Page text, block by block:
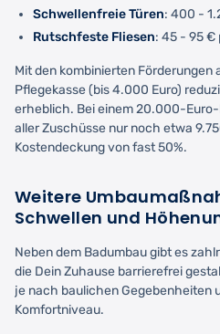
Schwellenfreie Türen: 400 -
Rutschfeste Fliesen: 45 - 95 €
Mit den kombinierten Förderungen
Pflegekasse (bis 4.000 Euro)
erheblich. Bei einem 20.000-
aller Zuschüsse nur noch etwa
Kostendeckung von fast 50%.
Weitere
Schwellen und
Neben dem Badumbau gibt es
die Dein Zuhause barrierefrei
je nach baulichen Gegebenheiten
Komfortniveau.